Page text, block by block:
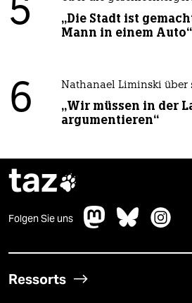
5
„Die Stadt ist
Mann in einem Auto“
6 Nathanael Liminski über
„Wir müssen in der
argumentieren“
taz
Folgen Sie uns
Ressorts